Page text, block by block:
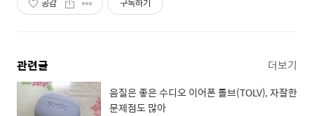
공감 구독하기
관련글 더보기
음질은 좋은 수디오 이어폰 톨브(TOLV), 자잘한
문제점도 많아